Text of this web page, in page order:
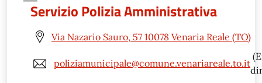
Servizio Polizia Amministrativa
Via Nazario Sauro, 57 10078 Venaria Reale (TO)
poliziamunicipale@comune.venariareale.to.it